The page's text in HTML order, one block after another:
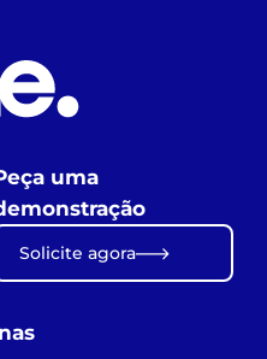
uma
Solicite agora